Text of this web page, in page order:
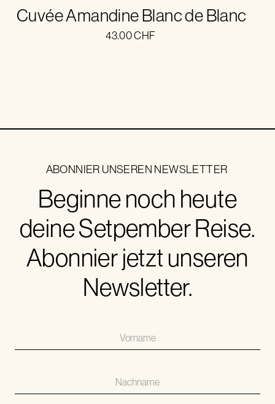
Cuvée Amandine Blanc de Blanc
43.00CHF
ABONNIER UNSEREN NEWSLETTER
Beginne noch heute
deine Setpember Reise.
Abonnier jetzt unseren
Newsletter.